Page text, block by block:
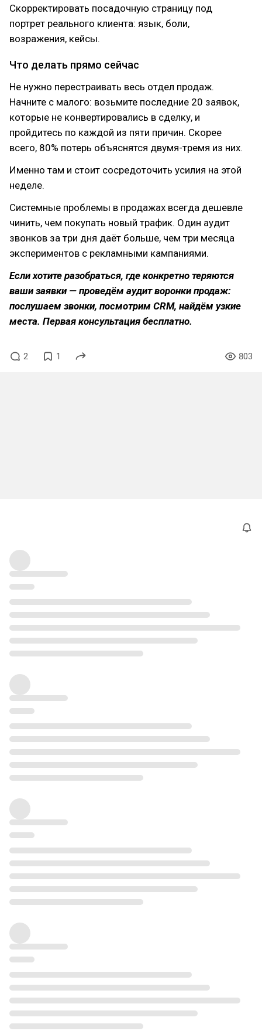
Скорректировать посадочную страницу под
портрет реального клиента: язык, боли,
возражения, кейсы.
Что делать прямо сейчас
Не нужно перестраивать весь отдел продаж.
Начните с малого: возьмите последние 20 заявок,
которые не конвертировались в сделку, и
пройдитесь по каждой из пяти причин. Скорее
всего, 80% потерь объяснятся двумя-тремя из них.
Именно там и стоит сосредоточить усилия на этой
неделе.
Системные проблемы в продажах всегда дешевле
чинить, чем покупать новый трафик. Один аудит
звонков за три дня даёт больше, чем три месяца
экспериментов с рекламными кампаниями.
Если хотите разобраться, где конкретно теряются
ваши заявки — проведём аудит воронки продаж:
послушаем звонки, посмотрим CRM, найдём узкие
места. Первая консультация бесплатно.
2 1 803